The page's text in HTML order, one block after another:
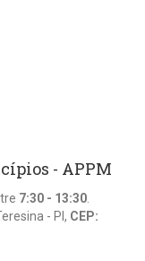
- APPM
7:30 - 13:30.
- PI, CEP: